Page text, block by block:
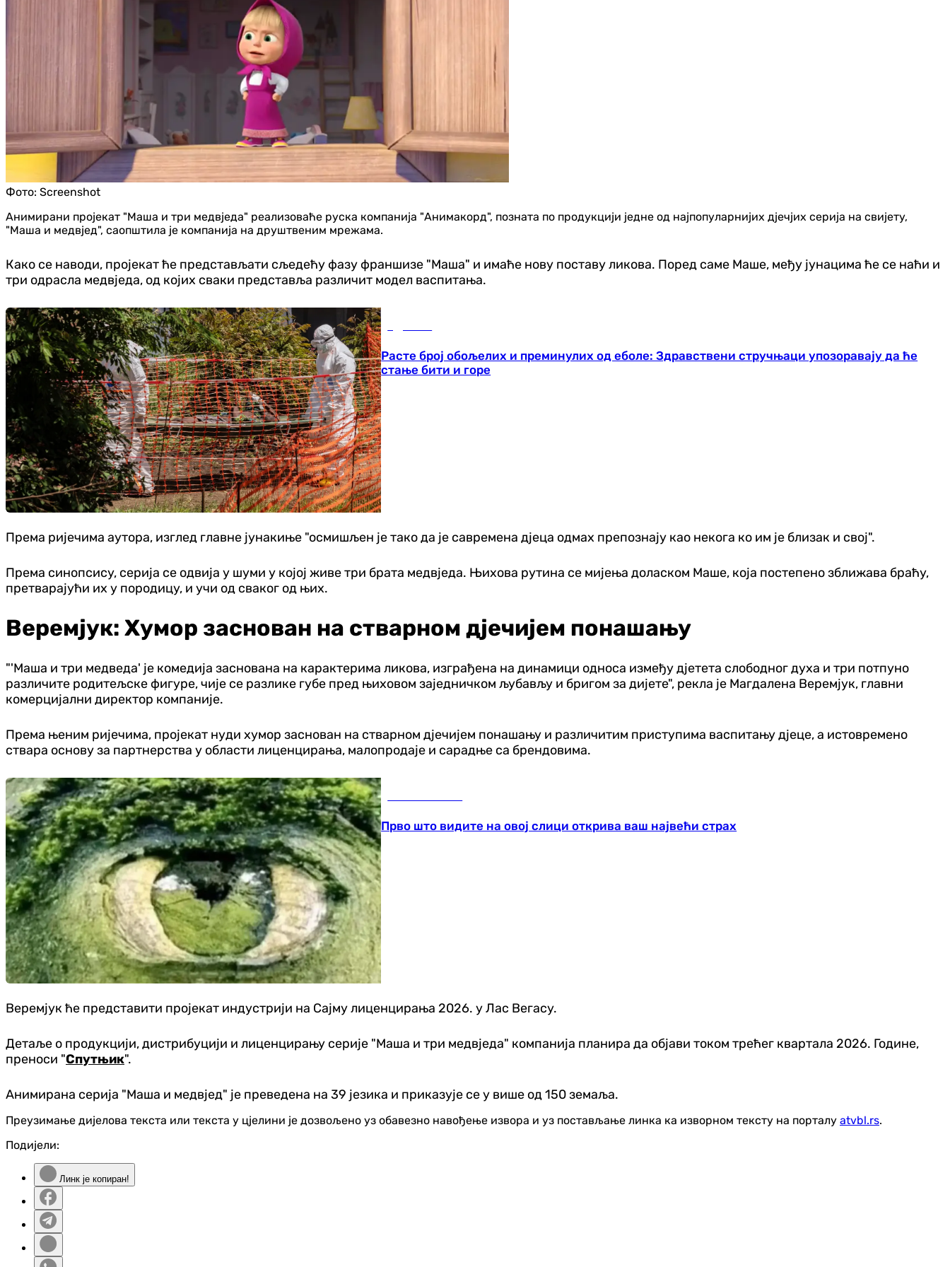
Фото: Screenshot
Анимирани пројекат "Маша и три медвједа" реализоваће руска компанија "Анимакорд", позната по продукцији једне од најпопуларнијих дјечјих серија на свијету,
"Маша и медвјед", саопштила је компанија на друштвеним мрежама.
Како се наводи, пројекат ће представљати сљедећу фазу франшизе "Маша" и имаће нову поставу ликова. Поред саме Маше, међу јунацима ће се наћи и
три одрасла медвједа, од којих сваки представља различит модел васпитања.
Расте број обољелих и преминулих од еболе: Здравствени стручњаци упозоравају да ће
стање бити и горе
Према ријечима аутора, изглед главне јунакиње "осмишљен је тако да је савремена дјеца одмах препознају као некога ко им је близак и свој".
Према синопсису, серија се одвија у шуми у којој живе три брата медвједа. Њихова рутина се мијења доласком Маше, која постепено зближава браћу,
претварајући их у породицу, и учи од сваког од њих.
Веремјук: Хумор заснован на стварном дјечијем понашању
"'Маша и три медведа' је комедија заснована на карактерима ликова, изграђена на динамици односа између дјетета слободног духа и три потпуно
различите родитељске фигуре, чије се разлике губе пред њиховом заједничком љубављу и бригом за дијете", рекла је Магдалена Веремјук, главни
комерцијални директор компаније.
Према њеним ријечима, пројекат нуди хумор заснован на стварном дјечијем понашању и различитим приступима васпитању дјеце, а истовремено
ствара основу за партнерства у области лиценцирања, малопродаје и сарадње са брендовима.
Прво што видите на овој слици открива ваш највећи страх
Веремјук ће представити пројекат индустрији на Сајму лиценцирања 2026. у Лас Вегасу.
Детаље о продукцији, дистрибуцији и лиценцирању серије "Маша и три медвједа" компанија планира да објави током трећег квартала 2026. Године,
преноси "Спутњик".
Анимирана серија "Маша и медвјед" је преведена на 39 језика и приказује се у више од 150 земаља.
Преузимање дијелова текста или текста у цјелини је дозвољено уз обавезно навођење извора и уз постављање линка ка изворном тексту на порталу atvbl.rs.
Подијели:
Линк је копиран!